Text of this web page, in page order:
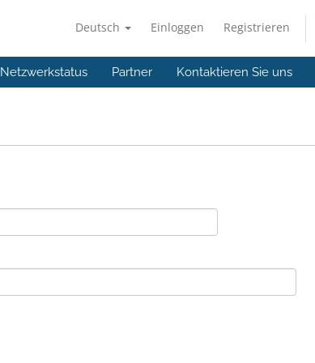
Deutsch Einloggen Registrieren
Netzwerkstatus Partner Kontaktieren Sie uns